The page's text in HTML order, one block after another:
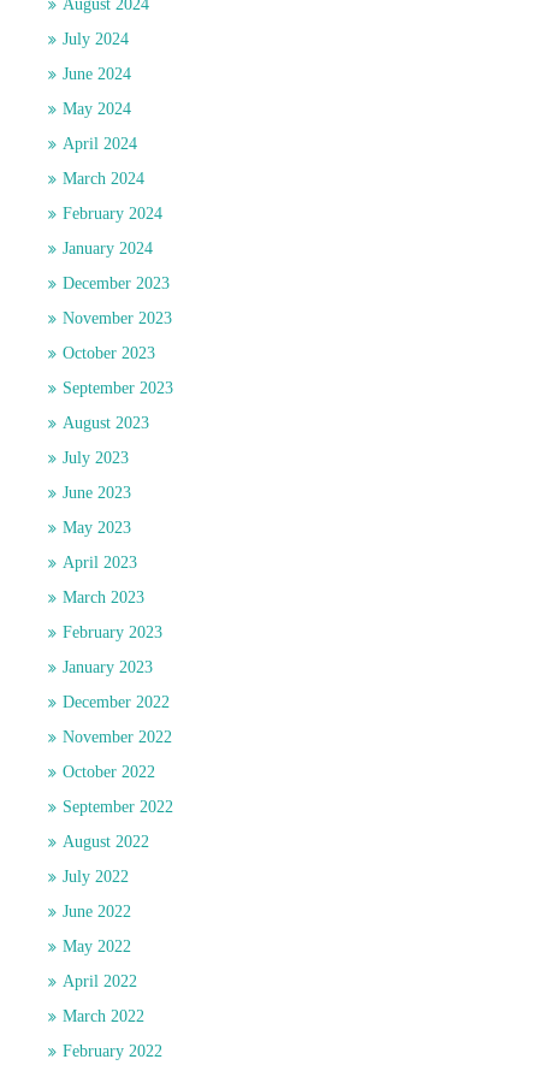
August 2024
July 2024
June 2024
May 2024
April 2024
March 2024
February 2024
January 2024
December 2023
November 2023
October 2023
September 2023
August 2023
July 2023
June 2023
May 2023
April 2023
March 2023
February 2023
January 2023
December 2022
November 2022
October 2022
September 2022
August 2022
July 2022
June 2022
May 2022
April 2022
March 2022
February 2022